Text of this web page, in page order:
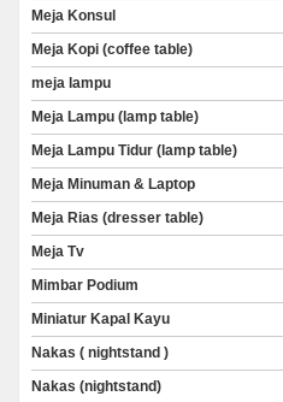
Meja Konsul
Meja Kopi (coffee table)
meja lampu
Meja Lampu (lamp table)
Meja Lampu Tidur (lamp table)
Meja Minuman & Laptop
Meja Rias (dresser table)
Meja Tv
Mimbar Podium
Miniatur Kapal Kayu
Nakas ( nightstand )
Nakas (nightstand)